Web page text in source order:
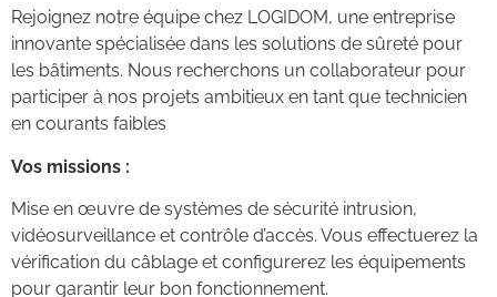
Rejoignez notre équipe chez LOGIDOM, une entreprise
innovante spécialisée dans les solutions de sûreté pour
les bâtiments. Nous recherchons un collaborateur pour
participer à nos projets ambitieux en tant que technicien
en courants faibles
Vos missions :
Mise en œuvre de systèmes de sécurité intrusion,
vidéosurveillance et contrôle d’accès. Vous effectuerez la
vérification du câblage et configurerez les équipements
pour garantir leur bon fonctionnement.